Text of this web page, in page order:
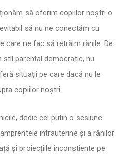
să oferim copiilor noștri o
să nu ne conectăm cu
care ne fac să retrăim rănile. De
stil parental democratic, nu
situații pe care dacă nu le
copiilor noștri.
dedic cel putin o sesiune
intrauterine și a rănilor
și proiecțiile inconstiente pe